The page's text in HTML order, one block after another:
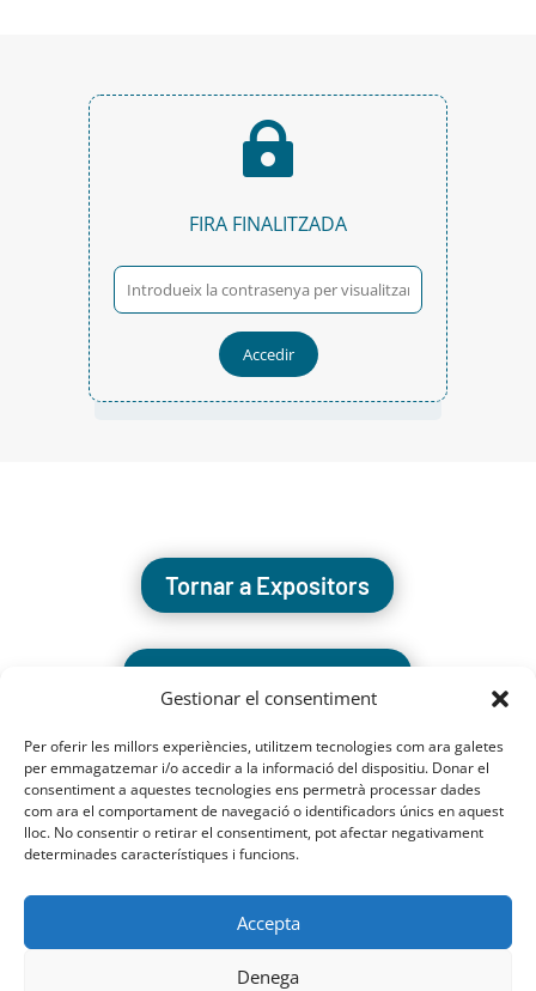
Gestionar el consentiment
Per oferir les millors experiències, utilitzem tecnologies com ara galetes
per emmagatzemar i/o accedir a la informació del dispositiu. Donar el
consentiment a aquestes tecnologies ens permetrà processar dades
com ara el comportament de navegació o identificadors únics en aquest
lloc. No consentir o retirar el consentiment, pot afectar negativament
determinades característiques i funcions.
Accepta
Denega

FIRA FINALITZADA
Accedir
Tornar a Expositors
Tornar a l'inici de la fira